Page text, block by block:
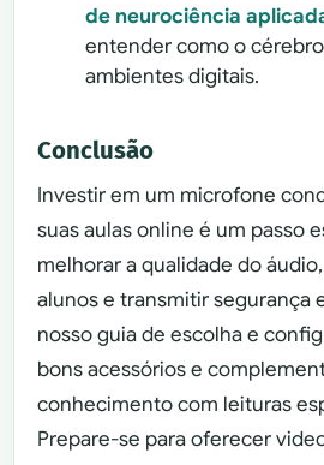
de neurociência
entender como o
ambientes digitais.
Conclusão
Investir em um microfone
suas aulas online é um passo
melhorar a qualidade do
alunos e transmitir segurança
nosso guia de escolha e
bons acessórios e
conhecimento com leituras
Prepare-se para oferecer